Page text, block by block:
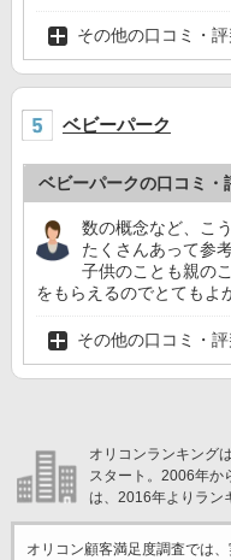
その他の口コミ・評
ベビーパーク
ベビーパークの口コミ・
数の概念など、こ
たくさんあって参
子供のことも親の
をもらえるのでとてもよ
その他の口コミ・評
オリコンランキング
スタート。2006年か
は、2016年よりラン
オリコン顧客満足度調査では